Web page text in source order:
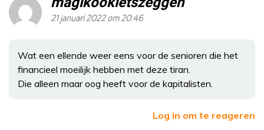
21 januari 2022 om 20:46
Wat een ellende weer eens voor de senioren die het
financieel moeilijk hebben met deze tiran.
Die alleen maar oog heeft voor de kapitalisten.
Log in om te reageren